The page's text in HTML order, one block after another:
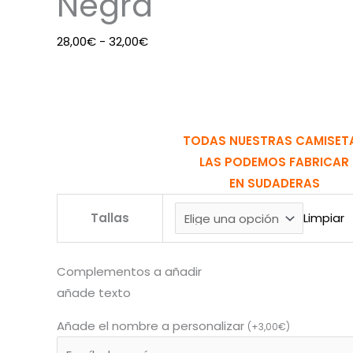
28,00€ - 32,00€
TODAS NUESTRAS
LAS PODEMOS FABRICAR
EN SUDADERAS
Tallas Limpiar
Complementos a añadir
añade texto
Añade el nombre a personalizar (+3,00€)